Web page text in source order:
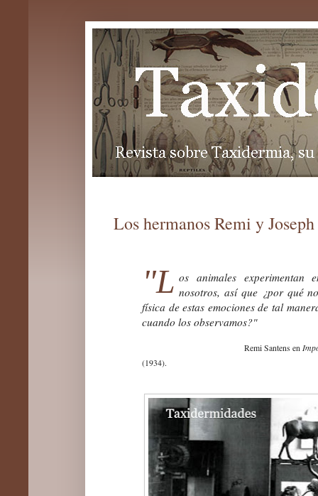
Los hermanos Remi y
"L os animales experimentan
nosotros, así que ¿por qué
física de estas emociones de tal
cuando los observamos?"
Remi Santens en
(1934).